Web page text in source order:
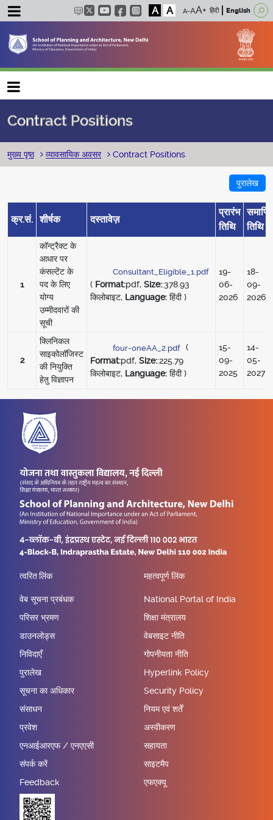
A A हिंदी English
Main navigation
Contract Positions
पग चिन्ह
मुख्य पृष्ठ व्यावसायिक अवसर Contract Positions
पुरालेख
क्र.सं. शीर्षक दस्तावेज़
प्रारंभ
तिथि
समाप्ति
तिथि
1
कॉन्ट्रैक्ट के
आधार पर
कंसल्टेंट के
पद के लिए
योग्य
उम्मीदवारों की
सूची
Consultant_Eligible_1.pdf
( Format:pdf, Size::378.93
किलोबाइट, Language: हिंदी )
19-
06-
2026
18-
09-
2026
2
क्लिनिकल
साइकोलॉजिस्ट
की नियुक्ति
हेतु विज्ञापन
four-oneAA_2.pdf
(
Format:pdf, Size::225.79
किलोबाइट, Language: हिंदी )
15-
09-
2025
14-
05-
2027
त्वरित लिंक
वेब सूचना प्रबंधक
परिसर भ्रमण
डाउनलोड्स
निविदाएँ
पुरालेख
सूचना का अधिकार
संसाधन
प्रवेश
एनआईआरएफ / एनएएसी
संपर्क करें
Feedback
महत्वपूर्ण लिंक
National Portal of India
शिक्षा मंत्रालय
वेबसाइट नीति
गोपनीयता नीति
Hyperlink Policy
Security Policy
नियम एवं शर्तें
अस्वीकरण
सहायता
साइटमैप
एफएक्यू